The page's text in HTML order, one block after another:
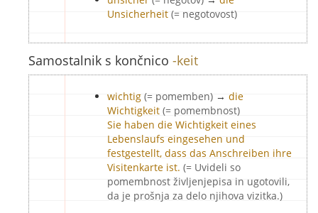
Unsicherheit (= negotovost)
Samostalnik s končnico -keit
wichtig (= pomemben) → die
Wichtigkeit (= pomembnost)
Sie haben die Wichtigkeit eines
Lebenslaufs eingesehen und
festgestellt, dass das Anschreiben ihre
Visitenkarte ist. (= Uvideli so
pomembnost življenjepisa in ugotovili,
da je prošnja za delo njihova vizitka.)